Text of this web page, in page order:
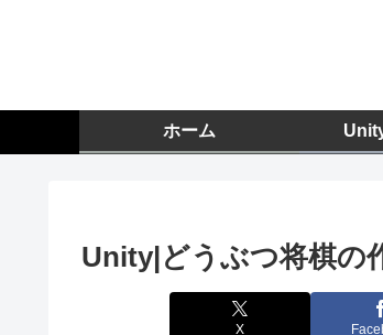
ホーム
Unity|どうぶつ将棋の
X